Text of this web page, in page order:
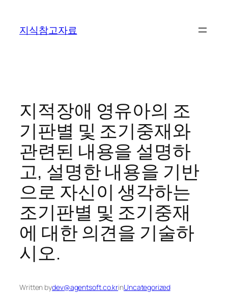
지식참고자료
지적장애 영유아의 조
기판별 및 조기중재와
관련된 내용을 설명하
고, 설명한 내용을 기반
으로 자신이 생각하는
조기판별 및 조기중재
에 대한 의견을 기술하
시오.
Written bydev@agentsoft.co.krinUncategorized